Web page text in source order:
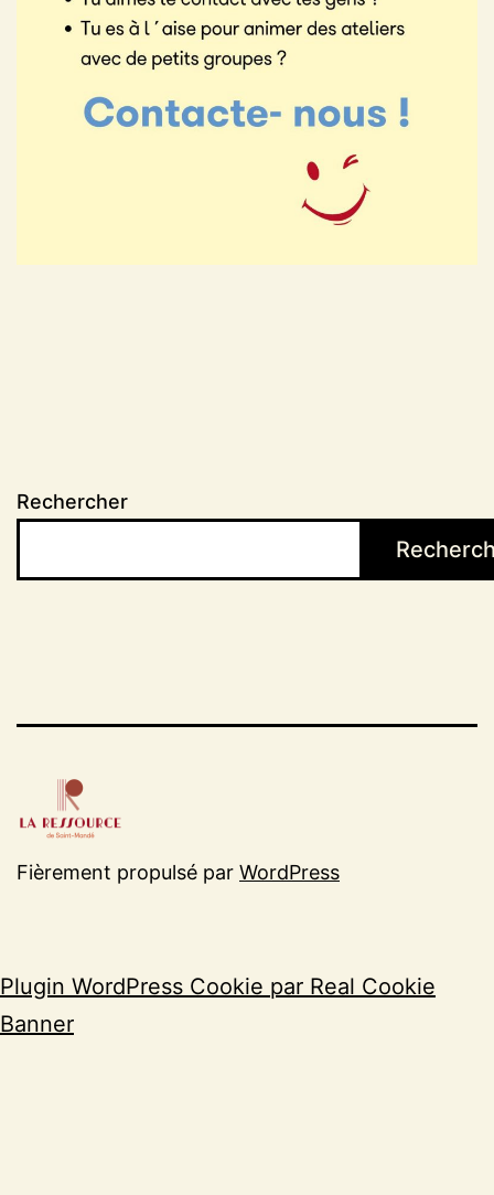
Rechercher
Fièrement propulsé par WordPress
Plugin WordPress Cookie par Real Cookie
Banner